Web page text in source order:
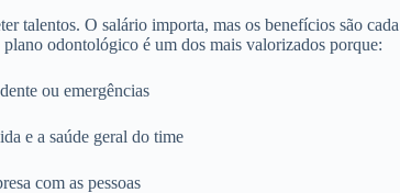
talentos. O salário importa, mas os benefícios são
odontológico é um dos mais valorizados porque:
ou emergências
e a saúde geral do time
com as pessoas